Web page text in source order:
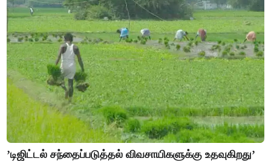
’டிஜிட்டல் சந்தைப்படுத்தல் விவசாயிகளுக்கு உதவுகிறது’